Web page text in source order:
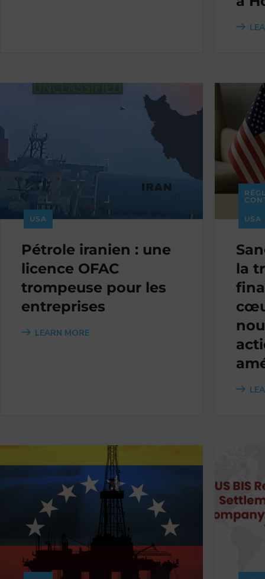
USA
Pétrole iranien : une
licence OFAC
trompeuse pour les
entreprises
LEARN MORE
USA
la